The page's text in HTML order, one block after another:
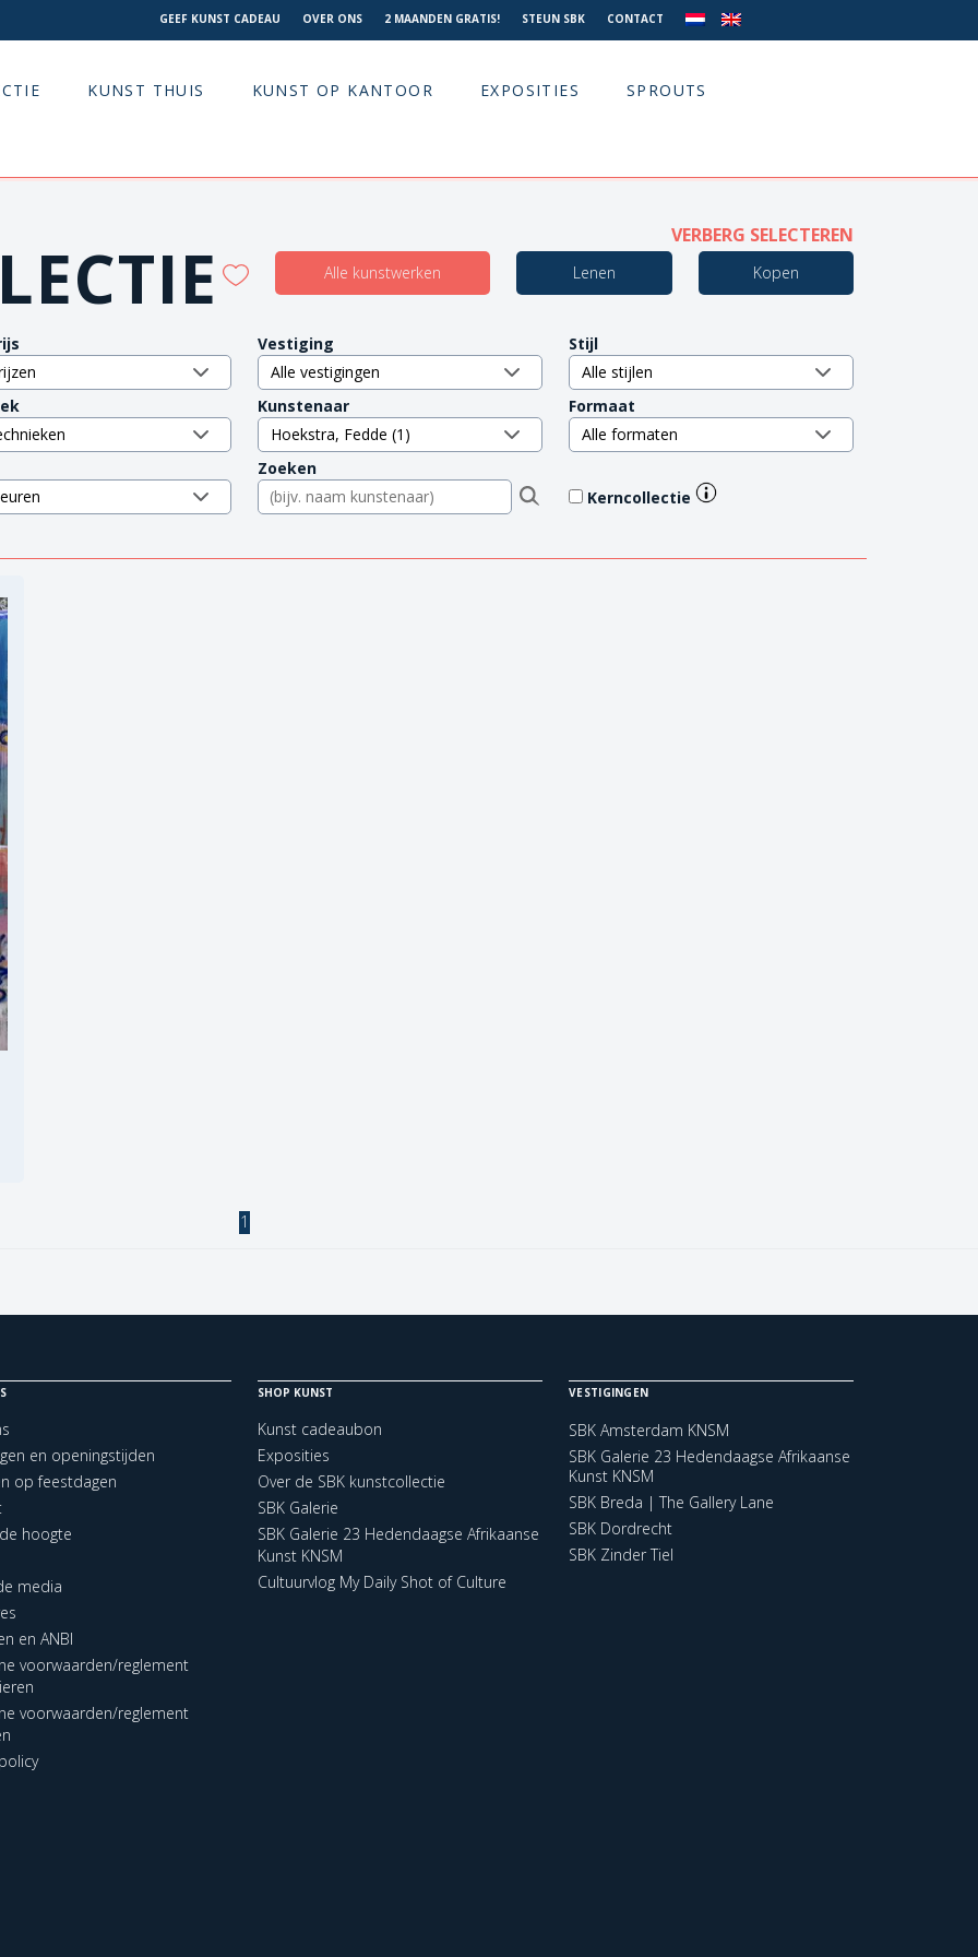
GEEF KUNST CADEAU OVER ONS 2 MAANDEN GRATIS! STEUN SBK CONTACT
KUNST THUIS KUNST OP KANTOOR EXPOSITIES SPROUTS
VERBERG SELECTEREN
Alle kunstwerken Lenen Kopen
Vestiging Stijl
Kunstenaar Formaat
Zoeken
Kerncollectie
1
en openingstijden
op feestdagen
hoogte
media
en ANBI
voorwaarden/reglement
voorwaarden/reglement
SHOP KUNST
Kunst cadeaubon
Exposities
Over de SBK kunstcollectie
SBK Galerie
SBK Galerie 23 Hedendaagse Afrikaanse
Kunst KNSM
Cultuurvlog My Daily Shot of Culture
VESTIGINGEN
SBK Amsterdam KNSM
SBK Galerie 23 Hedendaagse Afrikaanse
Kunst KNSM
SBK Breda | The Gallery Lane
SBK Dordrecht
SBK Zinder Tiel